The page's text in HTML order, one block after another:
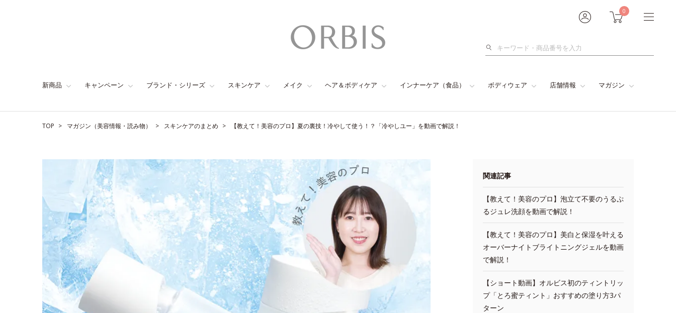
0
検
新商品 キャンペーン ブランド・シリーズ スキンケア メイク ヘア＆ボディケア インナーケア（食品） ボディウェア 店舗情報 マガジン
TOP マガジン（美容情報・読み物） スキンケアのまとめ 【教えて！美容のプロ】夏の裏技！冷やして使う！？「冷やしユー」を動画で解説！
関連記事
【教えて！美容のプロ】泡立て不要のうるぷ
るジュレ洗顔を動画で解説！
【教えて！美容のプロ】美白と保湿を叶える
オーバーナイトブライトニングジェルを動画
で解説！
【ショート動画】オルビス初のティントリッ
プ「とろ蜜ティント」おすすめの塗り方3パ
ターン